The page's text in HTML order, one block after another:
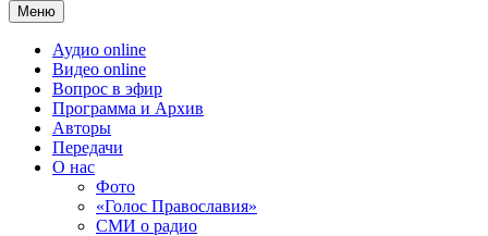
Меню
Аудио online
Видео online
Вопрос в эфир
Программа и Архив
Авторы
Передачи
О нас
Фото
«Голос Православия»
СМИ о радио